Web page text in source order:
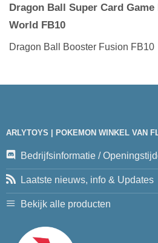
Dragon Ball Super Card
World FB10
Dragon Ball Booster Fusion FB10
ARLYTOYS | POKEMON WINKEL VAN
Bedrijfsinformatie /
Laatste nieuws, info & Updates
Bekijk alle producten